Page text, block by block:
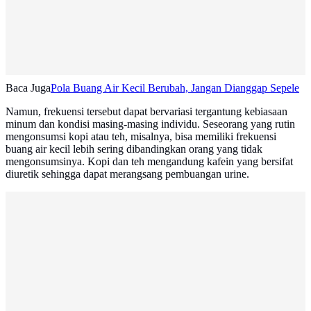
Baca JugaPola Buang Air Kecil Berubah, Jangan Dianggap Sepele
Namun, frekuensi tersebut dapat bervariasi tergantung kebiasaan
minum dan kondisi masing-masing individu. Seseorang yang rutin
mengonsumsi kopi atau teh, misalnya, bisa memiliki frekuensi
buang air kecil lebih sering dibandingkan orang yang tidak
mengonsumsinya. Kopi dan teh mengandung kafein yang bersifat
diuretik sehingga dapat merangsang pembuangan urine.